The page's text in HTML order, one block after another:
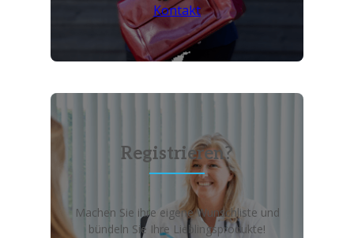
Kontakt
Registrieren?
Machen Sie ihre eigene Wunschliste und
bündeln Sie Ihre Lieblingsprodukte!